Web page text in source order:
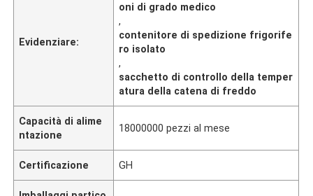
Evidenziare:
oni di grado medico
,
contenitore di spedizione frigorife
ro isolato
,
sacchetto di controllo della temper
atura della catena di freddo
Capacità di alime
ntazione
18000000 pezzi al mese
Certificazione GH